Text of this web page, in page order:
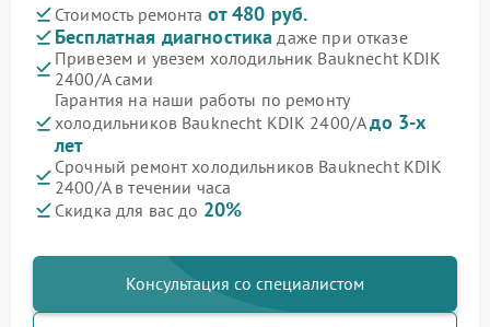
Стоимость ремонта от 480 руб.
Бесплатная диагностика даже при отказе
Привезем и увезем холодильник Bauknecht KDIK
2400/A сами
Гарантия на наши работы по ремонту
холодильников Bauknecht KDIK 2400/Aдо 3-х
лет
Срочный ремонт холодильников Bauknecht KDIK
2400/A в течении часа
Скидка для вас до 20%
Консультация со специалистом